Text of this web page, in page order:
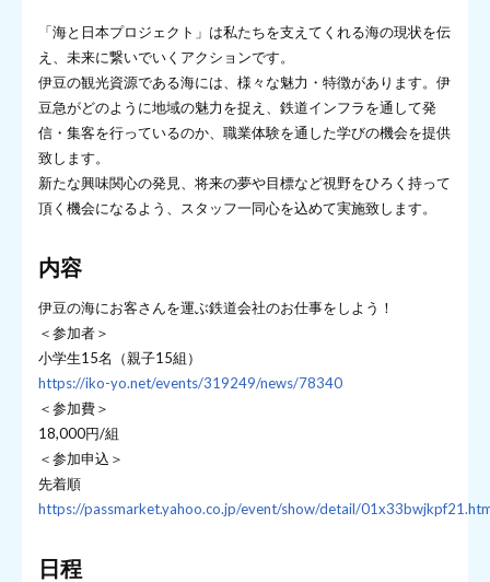
「海と日本プロジェクト」は私たちを支えてくれる海の現状を伝
え、未来に繋いでいくアクションです。
伊豆の観光資源である海には、様々な魅力・特徴があります。伊
豆急がどのように地域の魅力を捉え、鉄道インフラを通して発
信・集客を行っているのか、職業体験を通した学びの機会を提供
致します。
新たな興味関心の発見、将来の夢や目標など視野をひろく持って
頂く機会になるよう、スタッフ一同心を込めて実施致します。
内容
伊豆の海にお客さんを運ぶ鉄道会社のお仕事をしよう！
＜参加者＞
小学生15名（親子15組）
https://iko-yo.net/events/319249/news/78340
＜参加費＞
18,000円/組
＜参加申込＞
先着順
https://passmarket.yahoo.co.jp/event/show/detail/
日程